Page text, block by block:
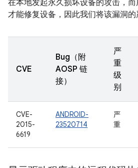
在本地发起永久损坏设备的攻击，
才能修复设备，因此我们将该漏洞的
CVE
Bug（附
AOSP 链
接）
严
重
级
别
CVE-
2015-
6619
ANDROID-
23520714
严
重